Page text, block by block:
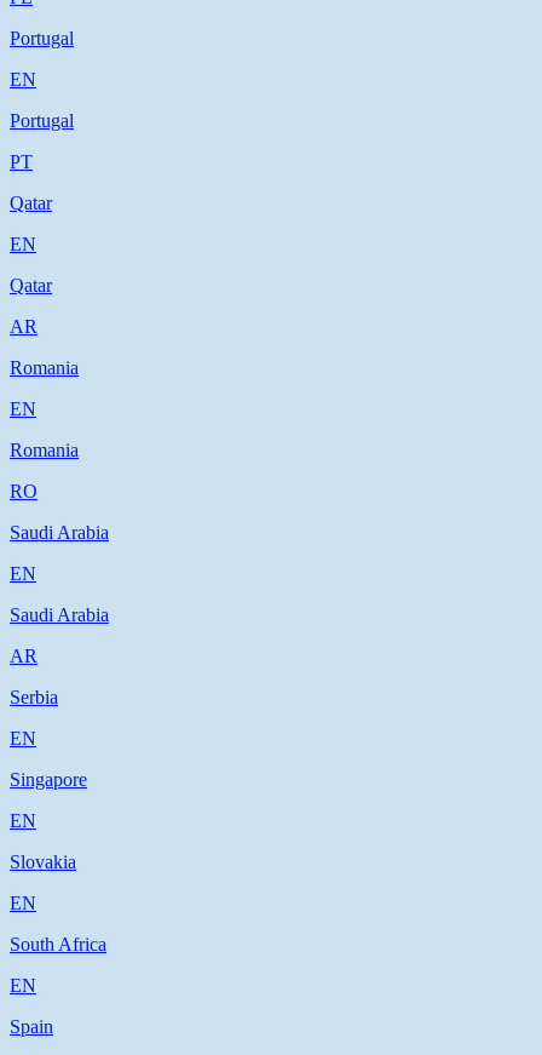
Portugal
EN
Portugal
PT
Qatar
EN
Qatar
AR
Romania
EN
Romania
RO
Saudi Arabia
EN
Saudi Arabia
AR
Serbia
EN
Singapore
EN
Slovakia
EN
South Africa
EN
Spain